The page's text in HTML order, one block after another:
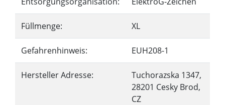
Füllmenge: XL
Gefahrenhinweis: EUH208-1
Hersteller Adresse:
Tuchorazska 1347,
28201 Cesky Brod,
CZ